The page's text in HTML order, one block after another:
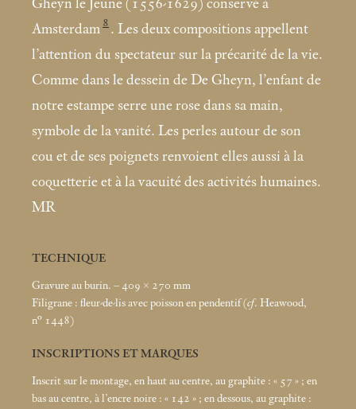
Gheyn le Jeune (1556-1629) conservé à
Amsterdam 8 . Les deux compositions appellent
l’attention du spectateur sur la précarité de la vie.
Comme dans le dessein de De Gheyn, l’enfant de
notre estampe serre une rose dans sa main,
symbole de la vanité. Les perles autour de son
cou et de ses poignets renvoient elles aussi à la
coquetterie et à la vacuité des activités humaines.
MR
TECHNIQUE
Gravure au burin. – 409 × 270 mm
Filigrane : fleur-de-lis avec poisson en pendentif (cf. Heawood,
n° 1448)
INSCRIPTIONS ET MARQUES
Inscrit sur le montage, en haut au centre, au graphite : « 57 » ; en
bas au centre, à l’encre noire : « 142 » ; en dessous, au graphite :